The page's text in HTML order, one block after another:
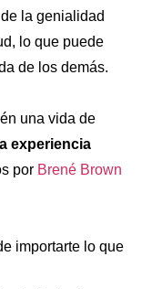
la genialidad
lo que puede
de los demás.
una vida de
experiencia
por Brené Brown
importarte lo que